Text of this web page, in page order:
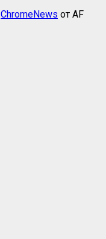
ChromeNews от AF